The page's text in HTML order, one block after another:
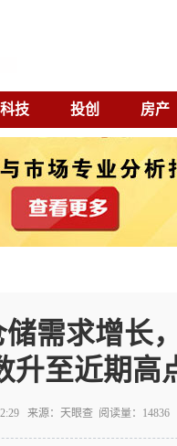
科技 投创 房产
需求增长
升至近期高
来源：天眼查 阅读量：